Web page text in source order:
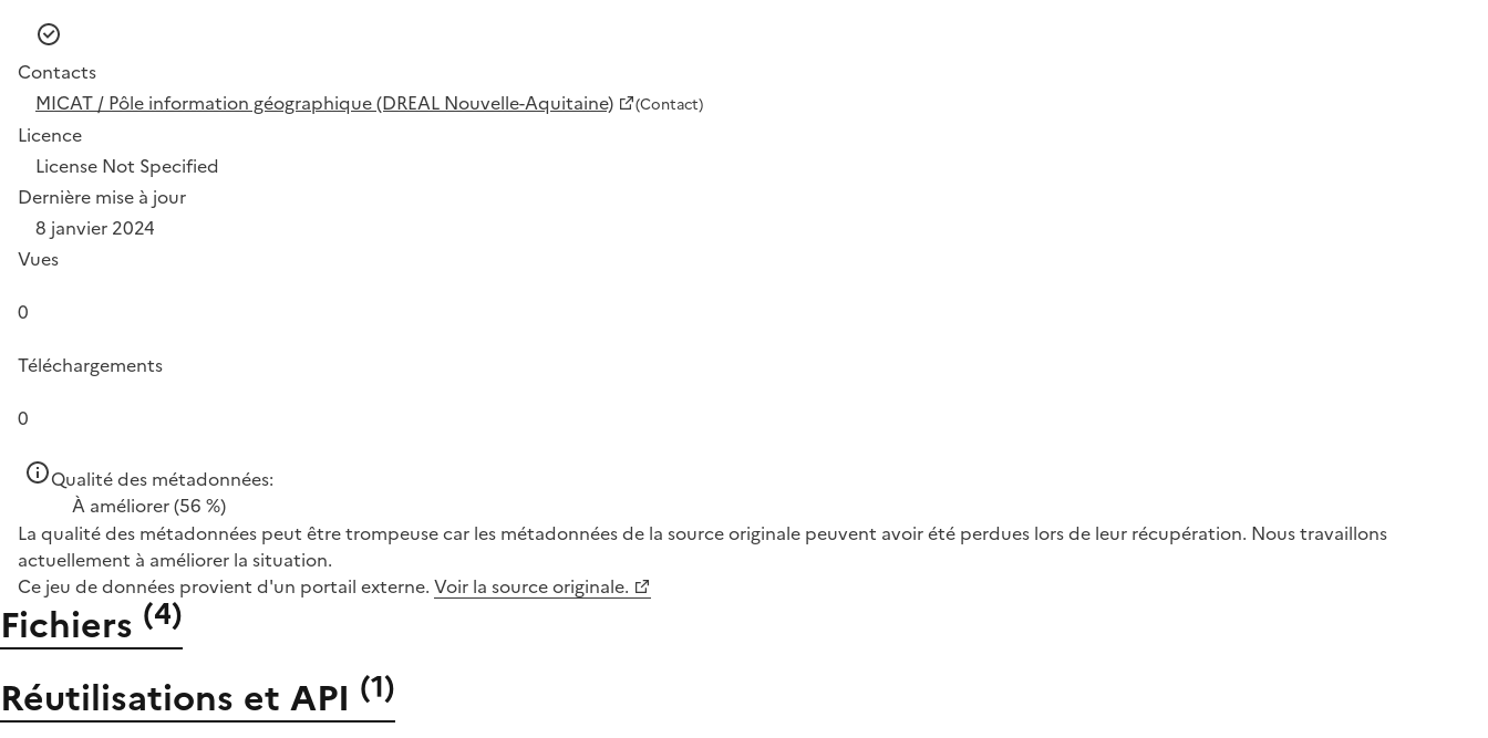
Contacts
MICAT / Pôle information géographique (DREAL Nouvelle-Aquitaine)
(Contact)
Licence
License Not Specified
Dernière mise à jour
8 janvier 2024
Vues
0
Téléchargements
0
Qualité des métadonnées:
À améliorer(56 %)
La qualité des métadonnées peut être trompeuse car les métadonnées de la source originale peuvent avoir été perdues lors de leur récupération. Nous travaillons
actuellement à améliorer la situation.
Ce jeu de données provient d'un portail externe. Voir la source originale.
Fichiers (4)
Réutilisations et API (1)